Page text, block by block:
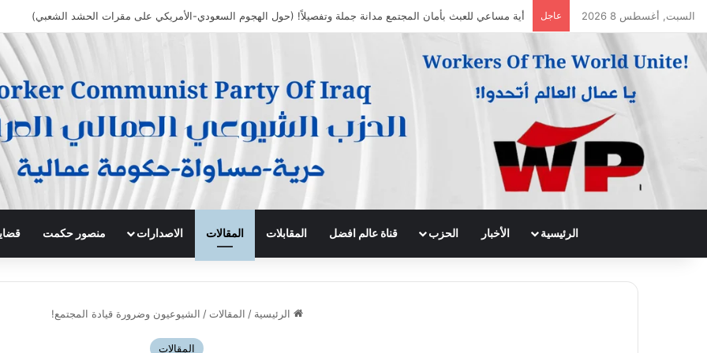
السبت, أغسطس 8 2026 عاجل جريدة الى الامام العدد 296 – 28/07/2026
الرئيسية الأخبار الحزب قناة عالم افضل المقابلات المقالات الاصدارات منصور حكمت
الرئيسية / المقالات / الشيوعيون وضرورة قيادة المجتمع!
المقالات